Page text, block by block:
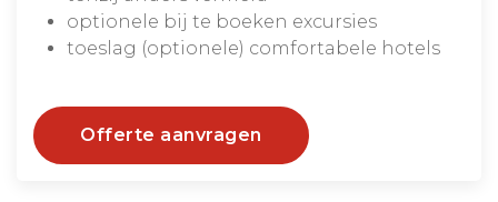
optionele bij te boeken excursies
toeslag (optionele) comfortabele hotels
Offerte aanvragen